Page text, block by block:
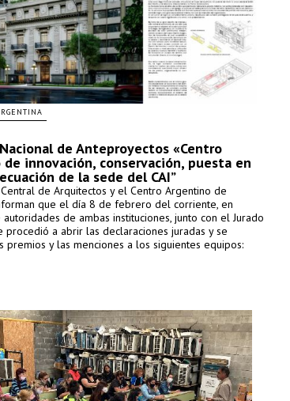
de Anteproyectos «Centro
innovación, conservación, puesta en
de la sede del CAI”
de Arquitectos y el Centro Argentino de
que el día 8 de febrero del corriente, en
de ambas instituciones, junto con el Jurado
procedió a abrir las declaraciones juradas y se
premios y las menciones a los siguientes equipos: